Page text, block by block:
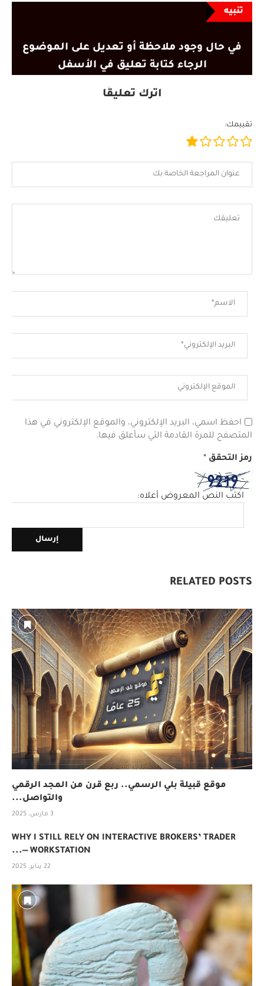
تنبيه
في حال وجود ملاحظة أو تعديل على الموضوع
الرجاء كتابة تعليق في الأسفل
اترك تعليقًا
تقييمك:
احفظ اسمي، البريد الإلكتروني، والموقع الإلكتروني في هذا
المتصفح للمرة القادمة التي سأعلق فيها.
رمز التحقق *
اكتب النص المعروض أعلاه:
RELATED POSTS
موقع قبيلة بلي الرسمي.. ربع قرن من المجد الرقمي
والتواصل...
3 مارس، 2025
WHY I STILL RELY ON INTERACTIVE BROKERS’ TRADER
WORKSTATION —...
22 يناير، 2025